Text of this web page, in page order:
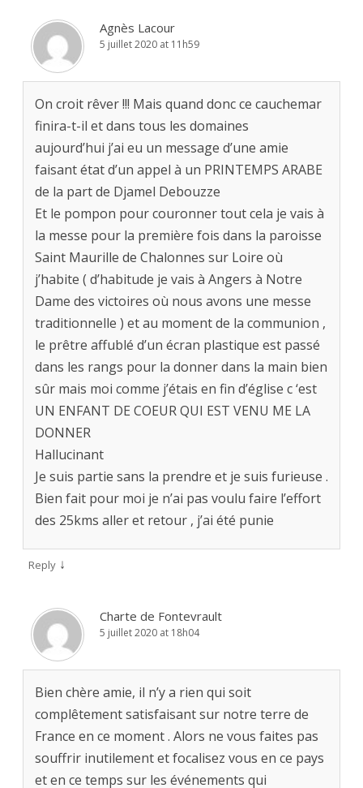
Agnès Lacour
5 juillet 2020 at 11h59
On croit rêver !!! Mais quand donc ce cauchemar
finira-t-il et dans tous les domaines
aujourd’hui j’ai eu un message d’une amie
faisant état d’un appel à un PRINTEMPS ARABE
de la part de Djamel Debouzze
Et le pompon pour couronner tout cela je vais à
la messe pour la première fois dans la paroisse
Saint Maurille de Chalonnes sur Loire où
j’habite ( d’habitude je vais à Angers à Notre
Dame des victoires où nous avons une messe
traditionnelle ) et au moment de la communion ,
le prêtre affublé d’un écran plastique est passé
dans les rangs pour la donner dans la main bien
sûr mais moi comme j’étais en fin d’église c ‘est
UN ENFANT DE COEUR QUI EST VENU ME LA
DONNER
Hallucinant
Je suis partie sans la prendre et je suis furieuse .
Bien fait pour moi je n’ai pas voulu faire l’effort
des 25kms aller et retour , j’ai été punie
Reply ↓
Charte de Fontevrault
5 juillet 2020 at 18h04
Bien chère amie, il n’y a rien qui soit
complêtement satisfaisant sur notre terre de
France en ce moment . Alors ne vous faites pas
souffrir inutilement et focalisez vous en ce pays
et en ce temps sur les événements qui